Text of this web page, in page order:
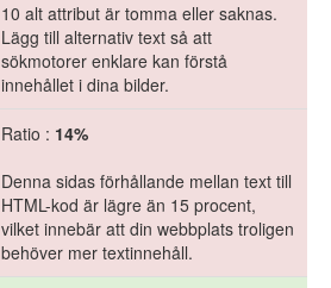
10 alt attribut är tomma eller saknas.
Lägg till alternativ text så att
sökmotorer enklare kan förstå
innehållet i dina bilder.
Ratio : 14%
Denna sidas förhållande mellan text till
HTML-kod är lägre än 15 procent,
vilket innebär att din webbplats troligen
behöver mer textinnehåll.